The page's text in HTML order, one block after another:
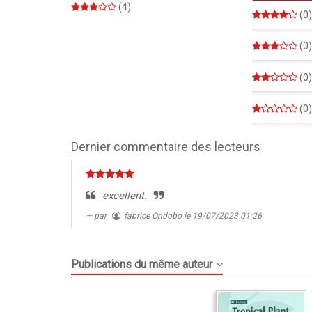
(4)
(0)
(0)
(0)
(0)
Dernier commentaire des lecteurs
excellent.
par fabrice Ondobo le 19/07/2023 01:26
Publications du même auteur